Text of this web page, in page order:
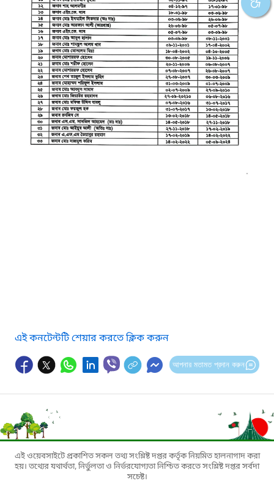
এই কনটেন্টটি শেয়ার করতে ক্লিক করুন
আপনার মতামত প্রদান করুন
এই ওয়েবসাইটে প্রকাশিত সকল তথ্য সংশ্লিষ্ট দপ্তর কর্তৃক নিয়মিত হালনাগাদ করা
হয়। তথ্যের যথার্থতা, নির্ভুলতা ও নির্ভরযোগ্যতা নিশ্চিত করতে সংশ্লিষ্ট দপ্তর সর্বদা
সচেষ্ট।